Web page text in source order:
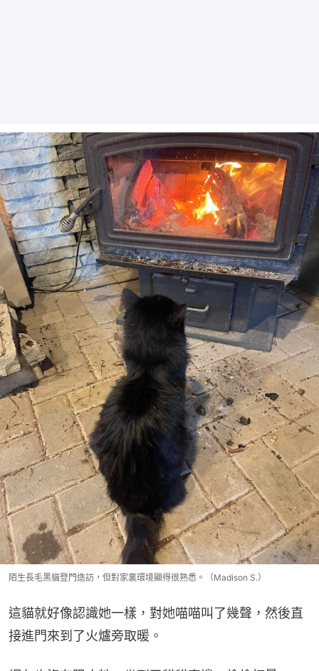
陌生長毛黑貓登門造訪，但對家裏環境顯得很熟悉。（Madison S.）
這貓就好像認識她一樣，對她喵喵叫了幾聲，然後直
接進門來到了火爐旁取暖。